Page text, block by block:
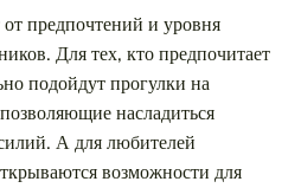
предпочтений и уровня
Для тех, кто предпочитает
подойдут прогулки на
насладиться
А для любителей
возможности для